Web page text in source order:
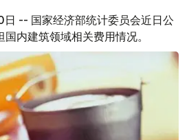
日 -- 国家经济部统计委员会近日公
内建筑领域相关费用情况。